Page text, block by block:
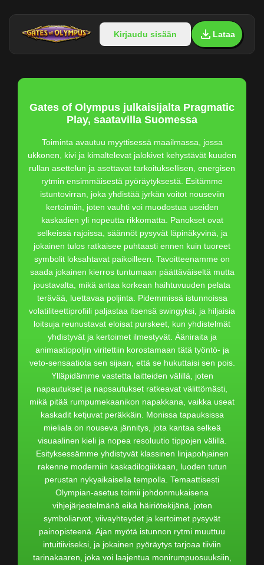
Kirjaudu sisään Lataa
Gates of Olympus julkaisijalta Pragmatic
Play, saatavilla Suomessa
Toiminta avautuu myyttisessä maailmassa, jossa
ukkonen, kivi ja kimaltelevat jalokivet kehystävät kuuden
rullan asettelun ja asettavat tarkoituksellisen, energisen
rytmin ensimmäisestä pyöräytyksestä. Esitämme
istuntovirran, joka yhdistää jyrkän voitot nouseviin
kertoimiin, joten vauhti voi muodostua useiden
kaskadien yli nopeutta rikkomatta. Panokset ovat
selkeissä rajoissa, säännöt pysyvät läpinäkyvinä, ja
jokainen tulos ratkaisee puhtaasti ennen kuin tuoreet
symbolit loksahtavat paikoilleen. Tavoitteenamme on
saada jokainen kierros tuntumaan päättäväiseltä mutta
joustavalta, mikä antaa korkean haihtuvuuden pelata
terävää, luettavaa poljinta. Pidemmissä istunnoissa
volatiliteettiprofiili paljastaa itsensä swingyksi, ja hiljaisia
loitsuja reunustavat eloisat purskeet, kun yhdistelmät
yhdistyvät ja kertoimet ilmestyvät. Ääniraita ja
animaatiopoljin viritettiin korostamaan tätä työntö- ja
veto-sensaatiota sen sijaan, että se hukuttaisi sen pois.
Ylläpidämme vastetta laitteiden välillä, joten
napautukset ja napsautukset ratkeavat välittömästi,
mikä pitää rumpumekaanikon napakkana, vaikka useat
kaskadit ketjuvat peräkkäin. Monissa tapauksissa
mieliala on nouseva jännitys, jota kantaa selkeä
visuaalinen kieli ja nopea resoluutio tippojen välillä.
Esityksessämme yhdistyvät klassinen linjapohjainen
rakenne moderniin kaskadilogiikkaan, luoden tutun
perustan nykyaikaisella tempolla. Temaattisesti
Olympian-asetus toimii johdonmukaisena
vihjejärjestelmänä eikä häiriötekijänä, joten
symboliarvot, viivayhteydet ja kertoimet pysyvät
painopisteenä. Ajan myötä istunnon rytmi muuttuu
intuitiiviseksi, ja jokainen pyöräytys tarjoaa tiiviin
tarinakaaren, joka voi laajentua monirumpuosuuksiin,